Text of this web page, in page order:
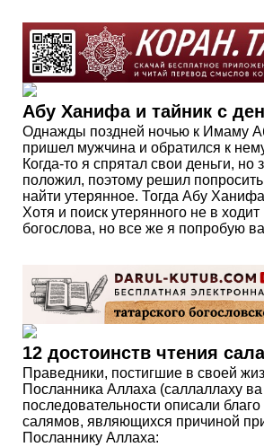
Абу Ханифа и тайник с
Однажды поздней ночью к Имаму
пришел мужчина и обратился к
Когда-то я спрятал свои деньги, но
положил, поэтому решил
найти утерянное. Тогда Абу
Хотя и поиск утерянного не в ходит
богослова, но все же я попробую
12 достоинств чтения
Праведники, постигшие в своей
Посланника Аллаха (саллаллаху
последовательности описали
салямов, являющихся причиной
Посланнику Аллаха: